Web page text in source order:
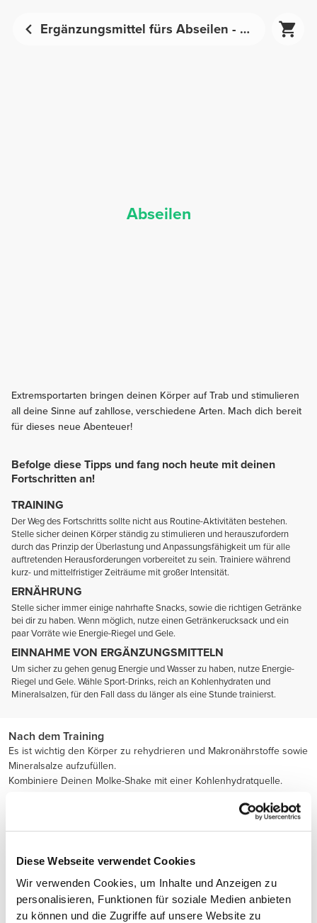
Diese Webseite verwendet Cookies
Wir verwenden Cookies, um Inhalte und Anzeigen zu
personalisieren, Funktionen für soziale Medien anbieten
zu können und die Zugriffe auf unsere Website zu
Ergänzungsmittel fürs Abseilen - Sporternährung | Prozis
Abseilen
Extremsportarten bringen deinen Körper auf Trab und stimulieren
all deine Sinne auf zahllose, verschiedene Arten. Mach dich bereit
für dieses neue Abenteuer!
Befolge diese Tipps und fang noch heute mit deinen
Fortschritten an!
TRAINING
Der Weg des Fortschritts sollte nicht aus Routine-Aktivitäten bestehen.
Stelle sicher deinen Körper ständig zu stimulieren und herauszufordern
durch das Prinzip der Überlastung und Anpassungsfähigkeit um für alle
auftretenden Herausforderungen vorbereitet zu sein. Trainiere während
kurz- und mittelfristiger Zeiträume mit großer Intensität.
ERNÄHRUNG
Stelle sicher immer einige nahrhafte Snacks, sowie die richtigen Getränke
bei dir zu haben. Wenn möglich, nutze einen Getränkerucksack und ein
paar Vorräte wie Energie-Riegel und Gele.
EINNAHME VON ERGÄNZUNGSMITTELN
Um sicher zu gehen genug Energie und Wasser zu haben, nutze Energie-
Riegel und Gele. Wähle Sport-Drinks, reich an Kohlenhydraten und
Mineralsalzen, für den Fall dass du länger als eine Stunde trainierst.
Nach dem Training
Es ist wichtig den Körper zu rehydrieren und Makronährstoffe sowie
Mineralsalze aufzufüllen.
Kombiniere Deinen Molke-Shake mit einer Kohlenhydratquelle.